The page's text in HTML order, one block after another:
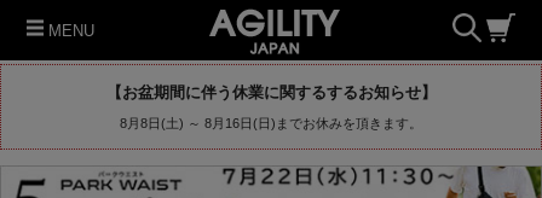
MENU
【お盆期間に伴う休業に関するするお知らせ】
8月8日(土) ～ 8月16日(日)までお休みを頂きます。